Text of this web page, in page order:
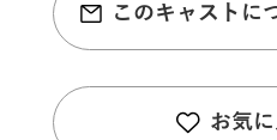
このキャストに
お気